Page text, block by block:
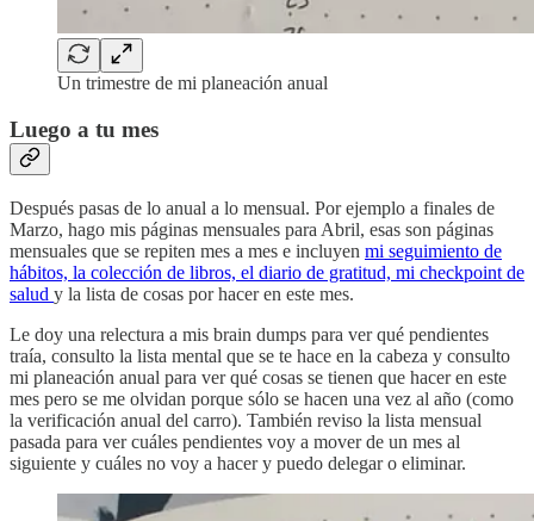
Un trimestre de mi planeación anual
Luego a tu mes
Después pasas de lo anual a lo mensual. Por ejemplo a finales de
Marzo, hago mis páginas mensuales para Abril, esas son páginas
mensuales que se repiten mes a mes e incluyen mi seguimiento de
hábitos, la colección de libros, el diario de gratitud, mi checkpoint de
salud y la lista de cosas por hacer en este mes.
Le doy una relectura a mis brain dumps para ver qué pendientes
traía, consulto la lista mental que se te hace en la cabeza y consulto
mi planeación anual para ver qué cosas se tienen que hacer en este
mes pero se me olvidan porque sólo se hacen una vez al año (como
la verificación anual del carro). También reviso la lista mensual
pasada para ver cuáles pendientes voy a mover de un mes al
siguiente y cuáles no voy a hacer y puedo delegar o eliminar.